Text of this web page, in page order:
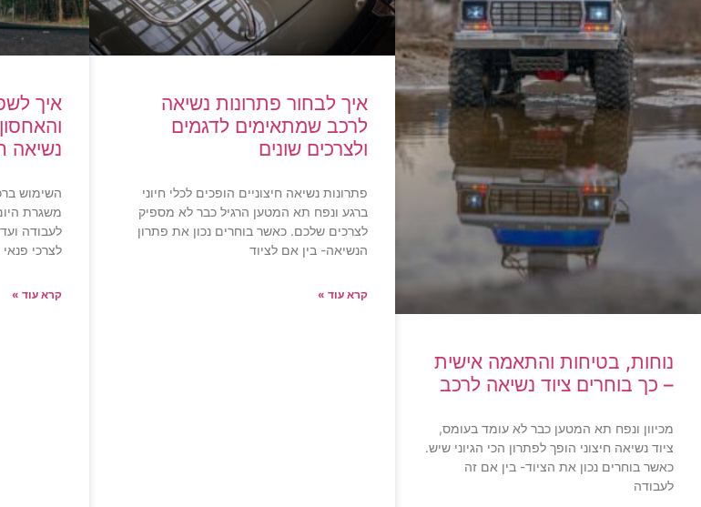
נוחות, בטיחות והתאמה אישית
– כך בוחרים ציוד נשיאה לרכב
מכיוון ונפח תא המטען כבר לא עומד בעומס,
ציוד נשיאה חיצוני הופך לפתרון הכי הגיוני שיש.
כאשר בוחרים נכון את הציוד- בין אם זה
לעבודה
איך לבחור פתרונות נשיאה
לרכב שמתאימים לדגמים
ולצרכים שונים
פתרונות נשיאה חיצוניים הופכים לכלי חיוני
ברגע ונפח תא המטען הרגיל כבר לא מספיק
לצרכים שלכם. כאשר בוחרים נכון את פתרון
הנשיאה- בין אם לציוד
קרא עוד »
איך
נשיאה
השימוש
משגרת
לעבודה
לצרכי
קרא עוד »